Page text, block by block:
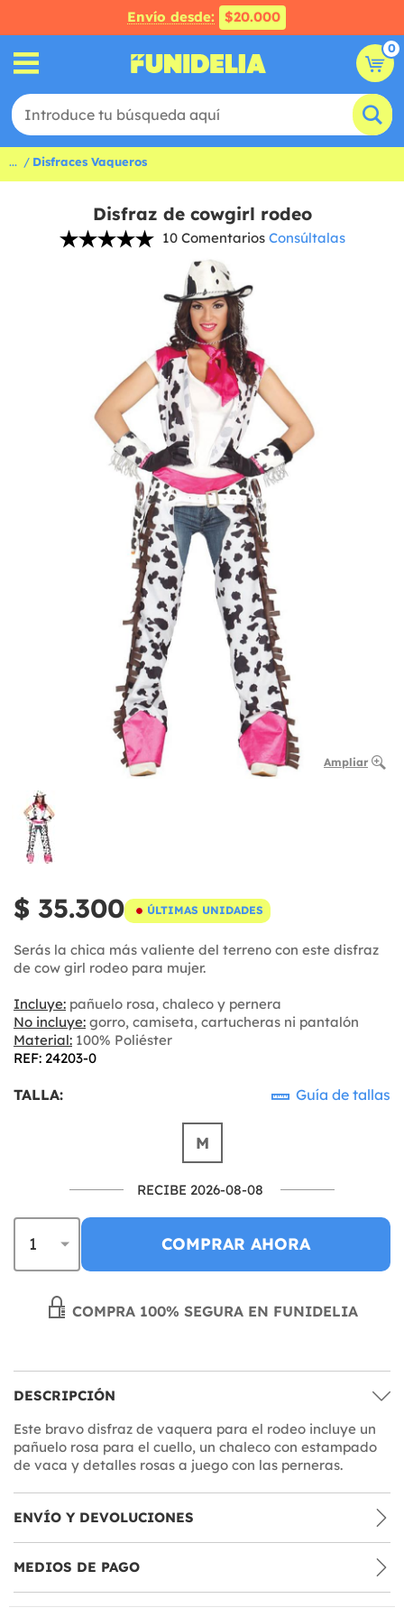
Envío desde: $20.000
0
... Disfraces Vaqueros
Disfraz de cowgirl rodeo
10 Comentarios Consúltalas
Ampliar
$ 35.300 ÚLTIMAS UNIDADES
Serás la chica más valiente del terreno con este disfraz
de cow girl rodeo para mujer.
Incluye: pañuelo rosa, chaleco y pernera
No incluye: gorro, camiseta, cartucheras ni pantalón
Material: 100% Poliéster
REF: 24203-0
TALLA: Guía de tallas
M
RECIBE 2026-08-08
COMPRAR AHORA
COMPRA 100% SEGURA EN FUNIDELIA
DESCRIPCIÓN
Este bravo disfraz de vaquera para el rodeo incluye un
pañuelo rosa para el cuello, un chaleco con estampado
de vaca y detalles rosas a juego con las perneras.
ENVÍO Y DEVOLUCIONES
MEDIOS DE PAGO